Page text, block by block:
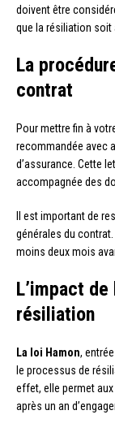
doivent être
que la résiliation soit
La
contrat
Pour mettre fin à
recommandée avec
d’assurance. Cette
accompagnée des
Il est important de
générales du
moins deux mois
L’impact
résiliation
La loi Hamon,
le processus de
effet, elle permet
après un an